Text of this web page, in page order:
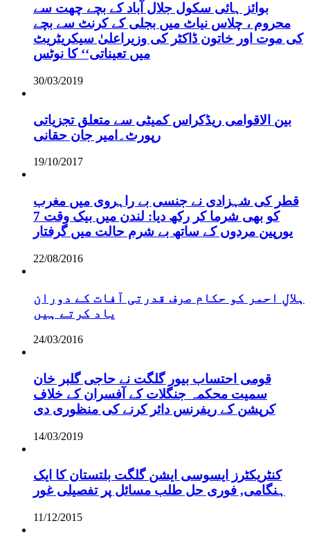
بوائز ہائی سکول جلال آباد کے بچے چھت سے
محروم ، چلاس نیاٹ میں بجلی کے کرنٹ سے بچے
کی موت اور خاتون ڈاکٹر کی وزیراعلیٰ سیکریٹریٹ
میں تعیناتی‘‘ کا نوٹس
30/03/2019
بین الاقوامی ریڈکراس کمیٹی سے متعلق تجزیاتی
رپورٹ۔امیر جان حقانی
19/10/2017
قطر کی شہزادی نے جنسی بے راہروی میں مغرب
کو بھی شرما کر رکھ دیا: لندن میں بیک وقت 7
یورپین مردوں کے ساتھ بے شرم حالت میں گرفتار
22/08/2016
ہلالِ احمر کو حکام صرف قدرتی آفات کے دوران
یاد کرتے ہیں
24/03/2016
قومی احتساب بیور گلگت نے حاجی گلبر خان
سمیت محکمہ جنگلات کے آفسران کے خلاف
کرپشن کے ریفرنس دائر کرنے کی منظوری دی
14/03/2019
کنٹریکٹرز ایسوسی ایشن گلگت بلتستان کا ایک
ہنگامی, فوری حل طلب مسائل پر تفصیلی غور
11/12/2015